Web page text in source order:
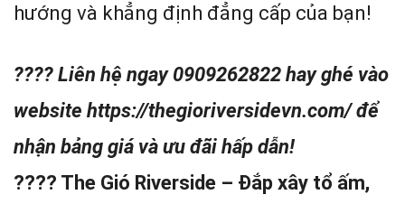
hướng và khẳng định đẳng cấp của bạn!
???? Liên hệ ngay 0909262822 hay ghé vào
website https://thegioriversidevn.com/ để
nhận bảng giá và ưu đãi hấp dẫn!
???? The Gió Riverside – Đắp xây tổ ấm,